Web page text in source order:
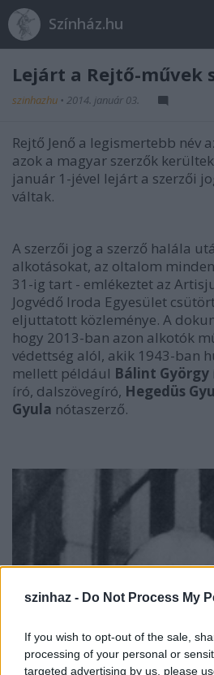
szinhaz - Do Not Process My
If you wish to opt-out of the sale,
processing of your personal or
targeted advertising by us, please
Színház.hu
Lejárt a Rejtő-művek
szinhazhu • 2014. január 03.
Rejtő Jenő a legismertebb név
azok a magyar szerzők
január 1-jével lejárt a szerzői
váltak.
A szerzői jog a szerző halála
alkotásokat, az oltalom
31-ig tart - emlékeztet az
Jogvédő Iroda Egyesület
eljuttatott közleménye. A
hogy 2013-ban azon alkotók
védettség alól, akik 1943-ban
mellett például Bálint György
író, dalszövegíró, Hegedüs
Gyula nótaszerző.